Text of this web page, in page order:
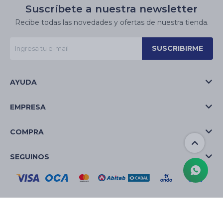
Suscríbete a nuestra newsletter
Recibe todas las novedades y ofertas de nuestra tienda.
SUSCRIBIRME
AYUDA
EMPRESA
COMPRA
SEGUINOS